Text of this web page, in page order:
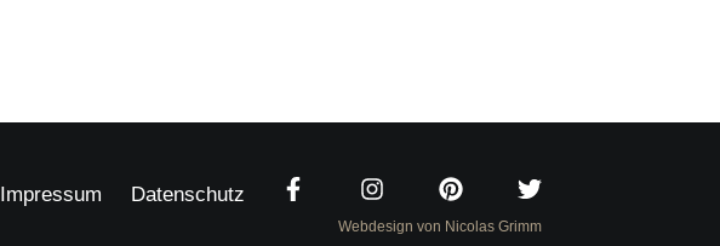
Impressum Datenschutz
Webdesign von Nicolas Grimm